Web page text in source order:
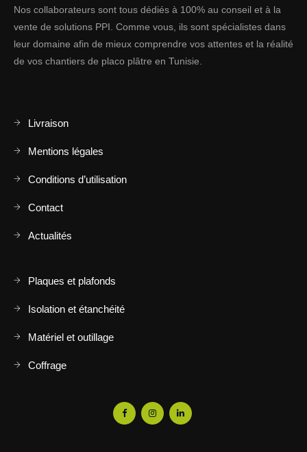
Nos collaborateurs sont tous dédiés à 100% au conseil et à la
vente de solutions PPI. Comme vous, ils sont spécialistes dans
leur domaine afin de mieux comprendre vos attentes et la réalité
de vos chantiers de placo plâtre en Tunisie.
Livraison
Mentions légales
Conditions d’utilisation
Contact
Actualités
Plaques et plafonds
Isolation et étanchéité
Matériel et outillage
Coffrage